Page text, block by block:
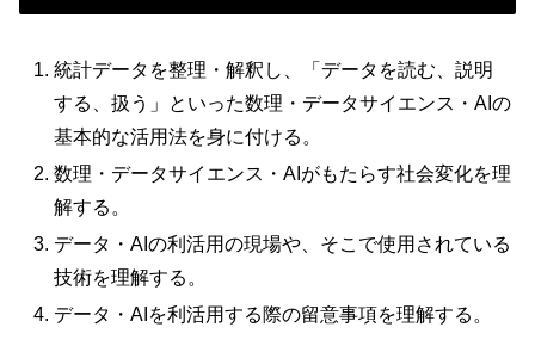
統計データを整理・解釈し、「データを読む、説明
する、扱う」といった数理・データサイエンス・AIの
基本的な活用法を身に付ける。
数理・データサイエンス・AIがもたらす社会変化を理
解する。
データ・AIの利活用の現場や、そこで使用されている
技術を理解する。
データ・AIを利活用する際の留意事項を理解する。